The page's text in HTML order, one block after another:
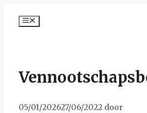
Menu
05/01/202627/06/2022 door